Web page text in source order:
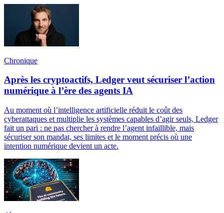
Chronique
Après les cryptoactifs, Ledger veut sécuriser l’action
numérique à l’ère des agents IA
Au moment où l’intelligence artificielle réduit le coût des
cyberattaques et multiplie les systèmes capables d’agir seuls, Ledger
fait un pari : ne pas chercher à rendre l’agent infaillible, mais
sécuriser son mandat, ses limites et le moment précis où une
intention numérique devient un acte.